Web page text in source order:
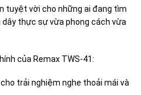
tuyệt vời cho những ai đang tìm
thực sự vừa phong cách vừa
của Remax TWS-41:
trải nghiệm nghe thoải mái và